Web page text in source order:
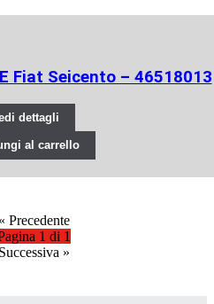
Fiat Seicento – 46518013
dettagli
al carrello
« Precedente
1 di 1
Successiva »